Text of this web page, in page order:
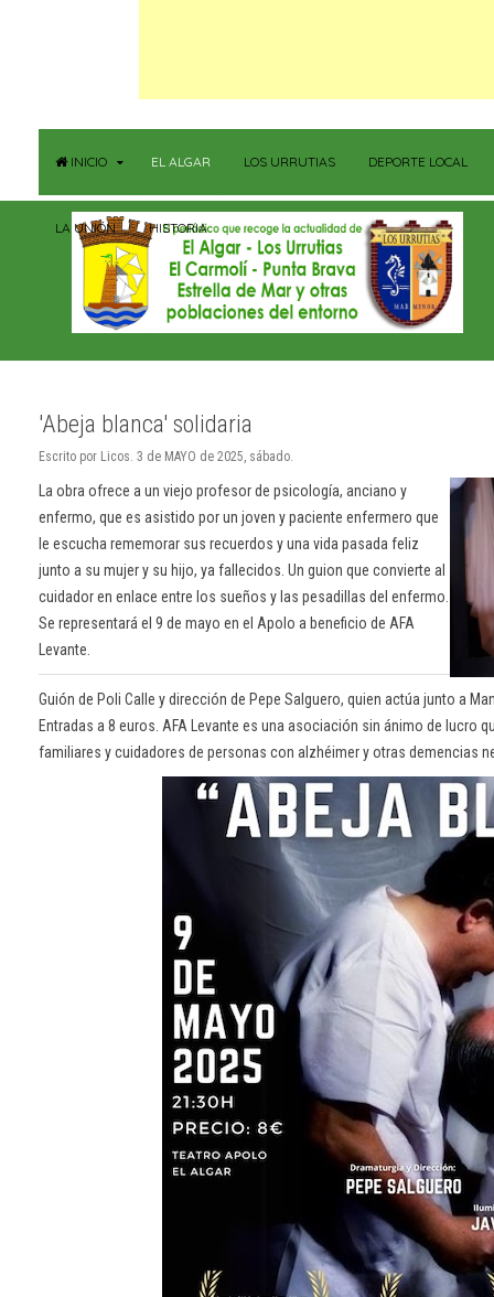
INICIO EL ALGAR LOS URRUTIAS DEPORTE LOCAL
LA UNIÓN HISTORIA
'Abeja blanca' solidaria
Escrito por Licos. 3 de MAYO de 2025, sábado.
La obra ofrece a un viejo profesor de psicología, anciano y
enfermo, que es asistido por un joven y paciente enfermero que
le escucha rememorar sus recuerdos y una vida pasada feliz
junto a su mujer y su hijo, ya fallecidos. Un guion que convierte al
cuidador en enlace entre los sueños y las pesadillas del enfermo.
Se representará el 9 de mayo en el Apolo a beneficio de AFA
Levante.
Guión de Poli Calle y dirección de Pepe Salguero, quien actúa junto a
Entradas a 8 euros. AFA Levante es una asociación sin ánimo de lucro
familiares y cuidadores de personas con alzhéimer y otras demencias